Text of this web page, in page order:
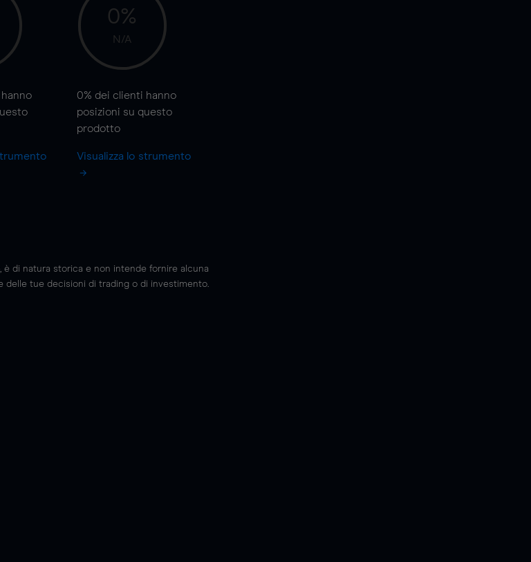
0%
N/A
0% dei clienti hanno
posizioni su questo
prodotto
Visualizza lo strumento
di natura storica e non intende fornire alcuna
delle tue decisioni di trading o di investimento.